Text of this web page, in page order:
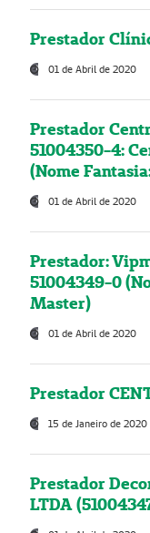
Prestador
01 de Abril de 2020
Prestador
51004350-4:
(Nome
01 de Abril de 2020
Prestador:
51004349-0
Master)
01 de Abril de 2020
Prestador
15 de Janeiro de 2020
Prestador
LTDA